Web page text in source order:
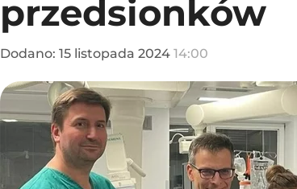
przedsionków
Dodano: 15 listopada 2024 14:00